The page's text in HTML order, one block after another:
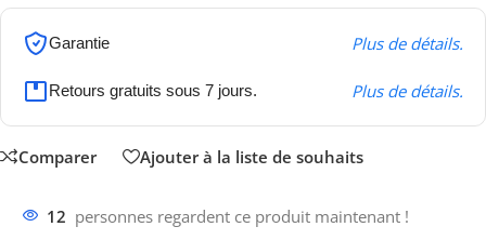
Garantie Plus de détails.
Retours gratuits sous 7 jours. Plus de détails.
Comparer Ajouter à la liste de souhaits
12 personnes regardent ce produit maintenant !